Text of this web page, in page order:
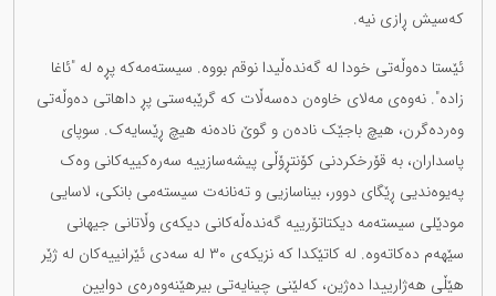
کەسیش ڕازی نیە.
ئێستا دەوڵەتی خودا لە گەندەڵیدا نوقم بووە. سیستەمەکە پڕە لە "ئاغا
زادە". نەوەی مەلای خاوەن دەسەڵات کە گرێبەستی پڕ داهاتی دەوڵەتی
وەردەگرن، هیچ باجێک نادەن و گوێ نادەنە هیچ ڕێسایەک. سوپای
پاسداران، بە قۆرخکردنی کۆنتڕۆڵی پیشەسازییە سەرەکییەکانی وەک
پەیوەندیی ڕێگای دوور، بیناسازیی و تەنانەت سیستەمی بانکی، لاسایی
مودێلی سیستەمە دیکتاتۆرییە گەندەڵەکانی دیکەی وڵاتانی جیهانی
سێهەم دەکاتەوە. لە کاتێکدا کە نزیکەی ٣٠ لە سەدی ئێرانییەکان لە ژێر
هێڵی هەژارییدا دەژین، کەلێنی چینایەتی بیرهێنەوەرەی دوایین